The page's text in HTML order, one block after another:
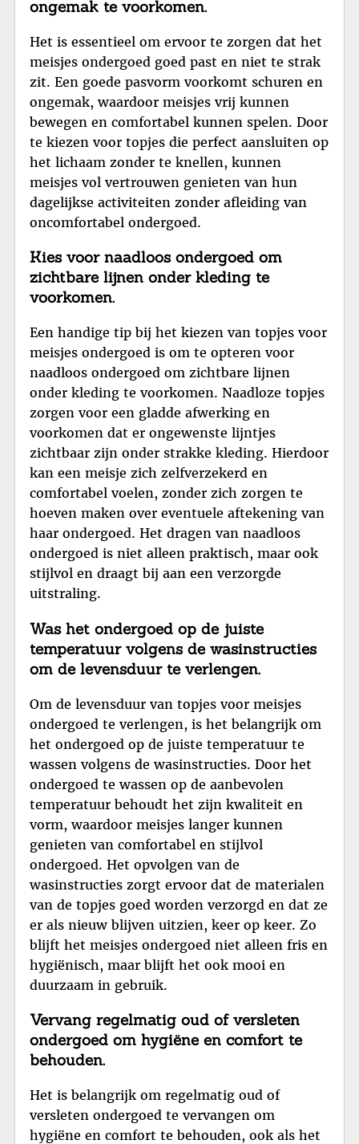
ongemak te voorkomen.
Het is essentieel om ervoor te zorgen dat het
meisjes ondergoed goed past en niet te strak
zit. Een goede pasvorm voorkomt schuren en
ongemak, waardoor meisjes vrij kunnen
bewegen en comfortabel kunnen spelen. Door
te kiezen voor topjes die perfect aansluiten op
het lichaam zonder te knellen, kunnen
meisjes vol vertrouwen genieten van hun
dagelijkse activiteiten zonder afleiding van
oncomfortabel ondergoed.
Kies voor naadloos ondergoed om
zichtbare lijnen onder kleding te
voorkomen.
Een handige tip bij het kiezen van topjes voor
meisjes ondergoed is om te opteren voor
naadloos ondergoed om zichtbare lijnen
onder kleding te voorkomen. Naadloze topjes
zorgen voor een gladde afwerking en
voorkomen dat er ongewenste lijntjes
zichtbaar zijn onder strakke kleding. Hierdoor
kan een meisje zich zelfverzekerd en
comfortabel voelen, zonder zich zorgen te
hoeven maken over eventuele aftekening van
haar ondergoed. Het dragen van naadloos
ondergoed is niet alleen praktisch, maar ook
stijlvol en draagt bij aan een verzorgde
uitstraling.
Was het ondergoed op de juiste
temperatuur volgens de wasinstructies
om de levensduur te verlengen.
Om de levensduur van topjes voor meisjes
ondergoed te verlengen, is het belangrijk om
het ondergoed op de juiste temperatuur te
wassen volgens de wasinstructies. Door het
ondergoed te wassen op de aanbevolen
temperatuur behoudt het zijn kwaliteit en
vorm, waardoor meisjes langer kunnen
genieten van comfortabel en stijlvol
ondergoed. Het opvolgen van de
wasinstructies zorgt ervoor dat de materialen
van de topjes goed worden verzorgd en dat ze
er als nieuw blijven uitzien, keer op keer. Zo
blijft het meisjes ondergoed niet alleen fris en
hygiënisch, maar blijft het ook mooi en
duurzaam in gebruik.
Vervang regelmatig oud of versleten
ondergoed om hygiëne en comfort te
behouden.
Het is belangrijk om regelmatig oud of
versleten ondergoed te vervangen om
hygiëne en comfort te behouden, ook als het